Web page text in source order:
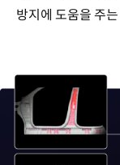
방지에 도움을 주